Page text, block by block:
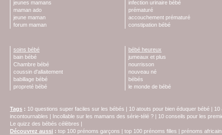
jeunes mamans
maman ado
jeune maman
forum maman
infection urinaire bébé
prématuré
accouchement prématuré
constipation bébé
soins bébé
bain bébé
Chambre bébé
coussin d'allaitement
babillage bébé
propreté bébé
bébé heureux
jumeaux et plus
nourrisson
nouveau né
bébés
le monde de bébé
Tags : 10 questions super faciles sur les bébés | 10 atouts pour bien éduquer bébé | 10
incontournables | Incollable sur les mamans des série-télé ? | 10 conseils pour les
Le quizz des bébés célèbres |
Découvrez aussi : top 100 prénoms garçons | top 100 prénoms filles | prénoms